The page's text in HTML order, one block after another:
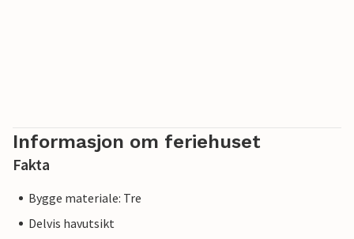
Informasjon om feriehuset
Fakta
Bygge materiale: Tre
Delvis havutsikt